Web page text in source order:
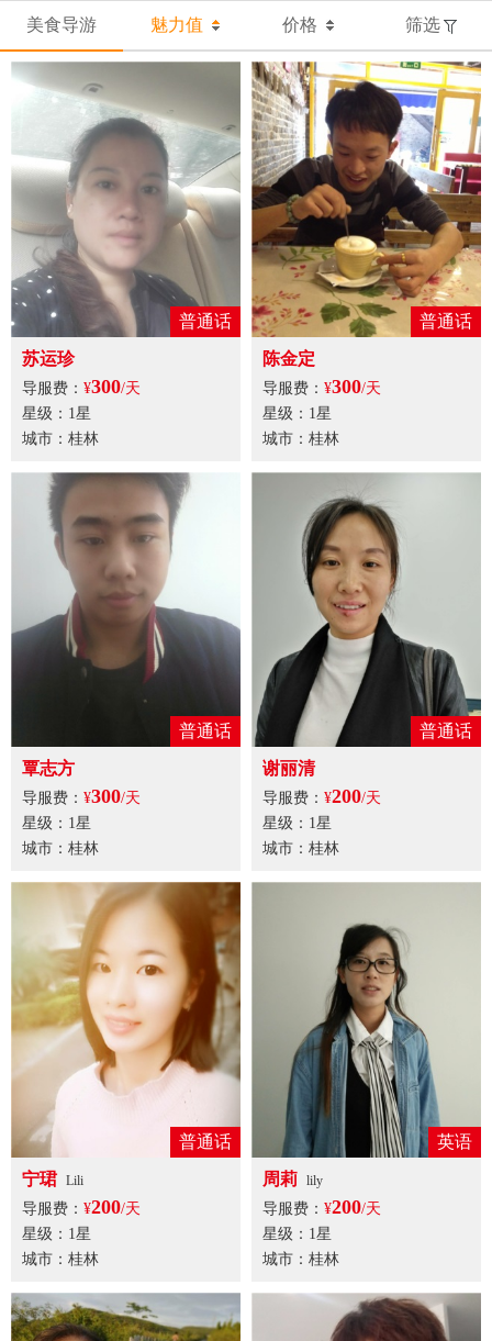
美食导游 魅力值 价格 筛选
普通话
苏运珍
导服费： ¥300/天
星级：1星
城市：桂林
普通话
陈金定
导服费： ¥300/天
星级：1星
城市：桂林
普通话
覃志方
导服费： ¥300/天
星级：1星
城市：桂林
普通话
谢丽清
导服费： ¥200/天
星级：1星
城市：桂林
普通话
宁珺 Lili
导服费： ¥200/天
星级：1星
城市：桂林
英语
周莉 lily
导服费： ¥200/天
星级：1星
城市：桂林